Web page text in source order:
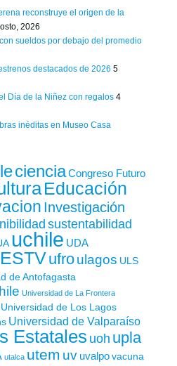
reconstruye el origen de la
2026
sueldos por debajo del promedio
destacados de 2026 5
Día de la Niñez con regalos 4
inéditas en Museo Casa
ciencia Congreso Futuro
Educación
Investigación
sustentabilidad
uchile UDA
ufroulagos ULS
de Antofagasta
Universidad de La Frontera
Universidad de Los Lagos
Universidad de Valparaíso
Estatales uoh upla
utalca utem uv uvalpo vacuna